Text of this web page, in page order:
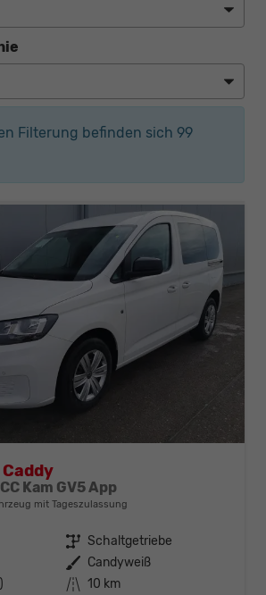
Filterung befinden sich 99
Kam GV5 App
mit Tageszulassung
Getriebe Schaltgetriebe
Außenfarbe Candyweiß
Kilometerstand 10 km